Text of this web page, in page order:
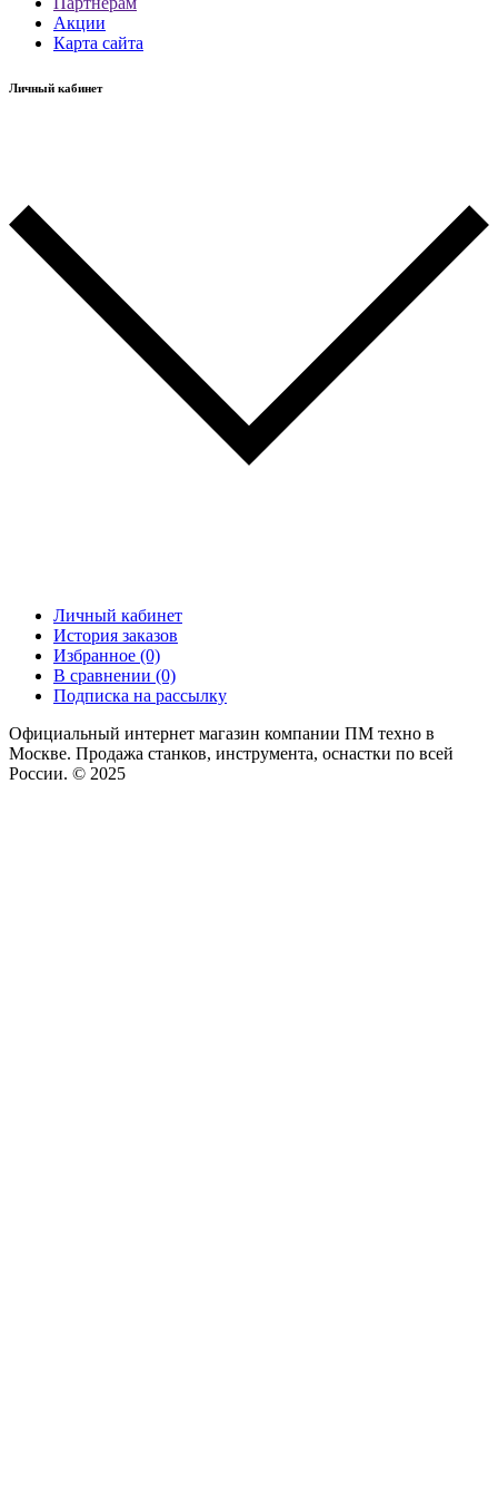
Акции
Карта сайта
Личный кабинет
Личный кабинет
История заказов
Избранное (0)
В сравнении (0)
Подписка на рассылку
Официальный интернет магазин компании ПМ техно в
Москве. Продажа станков, инструмента, оснастки по всей
России. © 2025